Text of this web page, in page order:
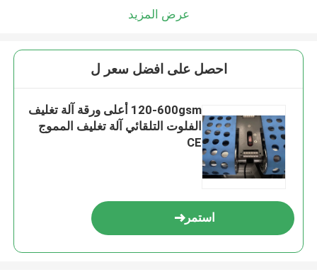
عرض المزيد
احصل على افضل سعر ل
120-600gsm أعلى ورقة آلة تغليف
الفلوت التلقائي آلة تغليف المموج
CE
استمر